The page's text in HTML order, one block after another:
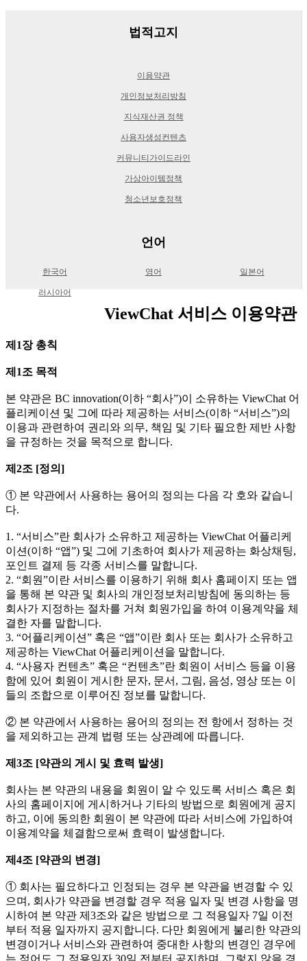
법적고지
이용약관
개인정보처리방침
지식재산권 정책
사용자생성컨텐츠
커뮤니티가이드라인
가상아이템정책
청소년보호정책
언어
한국어 영어 일본어
러시아어
ViewChat 서비스 이용약관
제1장 총칙
제1조 목적
본 약관은 BC innovation(이하 “회사”)이 소유하는 ViewChat 어
플리케이션 및 그에 따라 제공하는 서비스(이하 “서비스”)의
이용과 관련하여 권리와 의무, 책임 및 기타 필요한 제반 사항
을 규정하는 것을 목적으로 합니다.
제2조 [정의]
① 본 약관에서 사용하는 용어의 정의는 다음 각 호와 같습니
다.
1. “서비스”란 회사가 소유하고 제공하는 ViewChat 어플리케
이션(이하 “앱”) 및 그에 기초하여 회사가 제공하는 화상채팅,
포인트 결제 등 각종 서비스를 말합니다.
2. “회원”이란 서비스를 이용하기 위해 회사 홈페이지 또는 앱
을 통해 본 약관 및 회사의 개인정보처리방침에 동의하는 등
회사가 지정하는 절차를 거쳐 회원가입을 하여 이용계약을 체
결한 자를 말합니다.
3. “어플리케이션” 혹은 “앱”이란 회사 또는 회사가 소유하고
제공하는 ViewChat 어플리케이션을 말합니다.
4. “사용자 컨텐츠” 혹은 “컨텐츠”란 회원이 서비스 등을 이용
함에 있어 회원이 게시한 문자, 문서, 그림, 음성, 영상 또는 이
들의 조합으로 이루어진 정보를 말합니다.
② 본 약관에서 사용하는 용어의 정의는 전 항에서 정하는 것
을 제외하고는 관계 법령 또는 상관례에 따릅니다.
제3조 [약관의 게시 및 효력 발생]
회사는 본 약관의 내용을 회원이 알 수 있도록 서비스 혹은 회
사의 홈페이지에 게시하거나 기타의 방법으로 회원에게 공지
하고, 이에 동의한 회원이 본 약관에 따라 서비스에 가입하여
이용계약을 체결함으로써 효력이 발생합니다.
제4조 [약관의 변경]
① 회사는 필요하다고 인정되는 경우 본 약관을 변경할 수 있
으며, 회사가 약관을 변경할 경우 적용 일자 및 변경 사항을 명
시하여 본 약관 제3조와 같은 방법으로 그 적용일자 7일 이전
부터 적용 일자까지 공지합니다. 다만 회원에게 불리한 약관의
변경이거나 서비스와 관련하여 중대한 사항의 변경인 경우에
는 적어도 그 적용일자 30일 전부터 공지하며, 그렇지 않을 경